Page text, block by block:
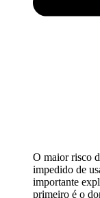
O maior risco
impedido de
importante
primeiro é o